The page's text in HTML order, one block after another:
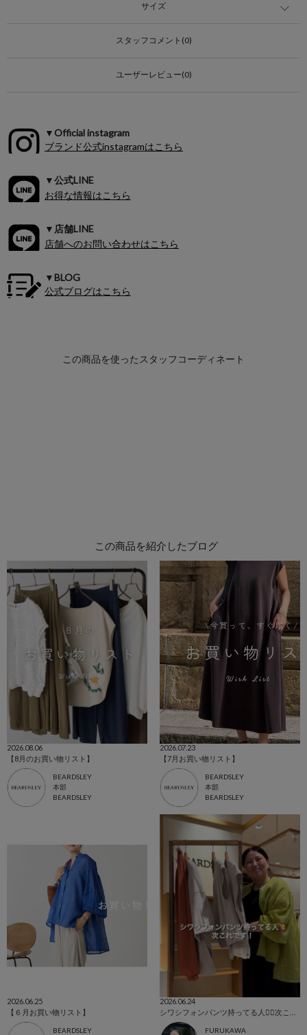
サイズ
スタッフコメント(0)
ユーザーレビュー(0)
▼Official instagram
ブランド公式instagramはこちら
▼公式LINE
お得な情報はこちら
▼店舗LINE
店舗へのお問い合わせはこちら
▼BLOG
公式ブログはこちら
この商品を紹介したブログ
2026.08.06
【8月のお買い物リスト】
BEARDSLEY
本部
BEARDSLEY
2026.07.23
【7月お買い物リスト】
BEARDSLEY
本部
BEARDSLEY
2026.06.25
【６月お買い物リスト】
BEARDSLEY
2026.06.24
FURUKAWA